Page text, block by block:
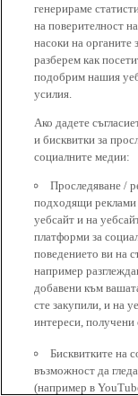
генерираме
на поверителност
насоки на органите
разберем как
подобрим нашия
усилия.
Ако дадете
и бисквитки за
социалните медии:
Проследяване /
подходящи
уебсайт и на
платформи за
поведението ви на
например
добавени към
сте закупили, и на
интереси, получени
Бисквитките на
възможност да
(например в